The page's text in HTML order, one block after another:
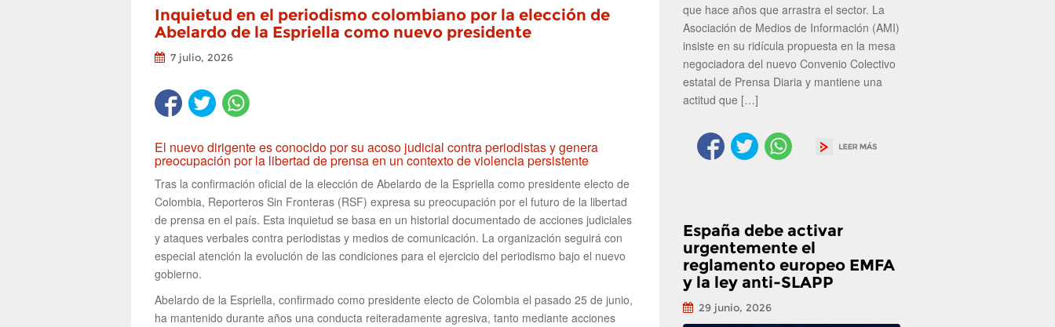
Inquietud en el periodismo colombiano por la elección de
Abelardo de la Espriella como nuevo presidente
7 julio, 2026
El nuevo dirigente es conocido por su acoso judicial contra periodistas y genera
preocupación por la libertad de prensa en un contexto de violencia persistente
Tras la confirmación oficial de la elección de Abelardo de la Espriella como presidente electo de
Colombia, Reporteros Sin Fronteras (RSF) expresa su preocupación por el futuro de la libertad
de prensa en el país. Esta inquietud se basa en un historial documentado de acciones judiciales
y ataques verbales contra periodistas y medios de comunicación. La organización seguirá con
especial atención la evolución de las condiciones para el ejercicio del periodismo bajo el nuevo
gobierno.
Abelardo de la Espriella, confirmado como presidente electo de Colombia el pasado 25 de junio,
ha mantenido durante años una conducta reiteradamente agresiva, tanto mediante acciones
que hace años que arrastra el sector. La
Asociación de Medios de Información (AMI)
insiste en su ridícula propuesta en la mesa
negociadora del nuevo Convenio Colectivo
estatal de Prensa Diaria y mantiene una
actitud que […]
España debe activar
urgentemente el
reglamento europeo EMFA
y la ley anti-SLAPP
29 junio, 2026